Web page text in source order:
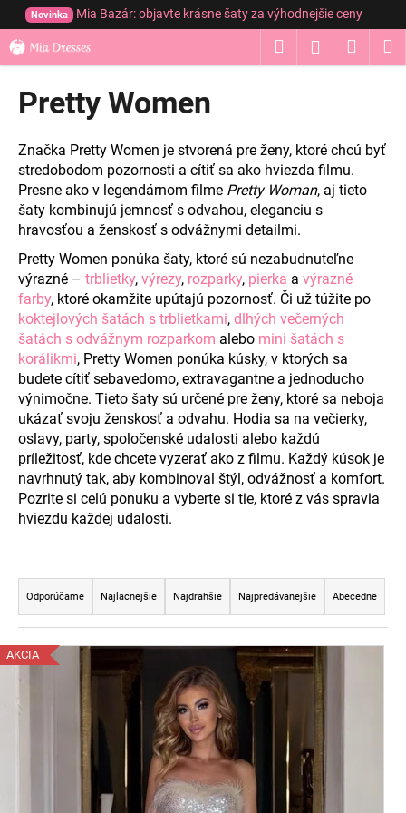
Prejsť
obsah
Novinka Mia Bazár: objavte krásne šaty za výhodnejšie ceny
Hľadať
Pretty Women
Značka Pretty Women je stvorená pre ženy, ktoré chcú byť
stredobodom pozornosti a cítiť sa ako hviezda filmu.
Presne ako v legendárnom filme Pretty Woman, aj tieto
šaty kombinujú jemnosť s odvahou, eleganciu s
hravosťou a ženskosť s odvážnymi detailmi.
Pretty Women ponúka šaty, ktoré sú nezabudnuteľne
výrazné – trblietky, výrezy, rozparky, pierka a výrazné
farby, ktoré okamžite upútajú pozornosť. Či už túžite po
koktejlových šatách s trblietkami, dlhých večerných
šatách s odvážnym rozparkom alebo mini šatách s
korálikmi, Pretty Women ponúka kúsky, v ktorých sa
budete cítiť sebavedomo, extravagantne a jednoducho
výnimočne. Tieto šaty sú určené pre ženy, ktoré sa neboja
ukázať svoju ženskosť a odvahu. Hodia sa na večierky,
oslavy, party, spoločenské udalosti alebo každú
príležitosť, kde chcete vyzerať ako z filmu. Každý kúsok je
navrhnutý tak, aby kombinoval štýl, odvážnosť a komfort.
Pozrite si celú ponuku a vyberte si tie, ktoré z vás spravia
hviezdu každej udalosti.
R
a
d
e
n
e
Odporúčame Najlacnejšie Najdrahšie Najpredávanejšie Abecedne
V
ý
p
AKCIA
o
Späť
Späť
Č
p
o
t
r
e
b
u
j
e
t
e
n
á
j
s
ť
?
HĽADAŤ
d